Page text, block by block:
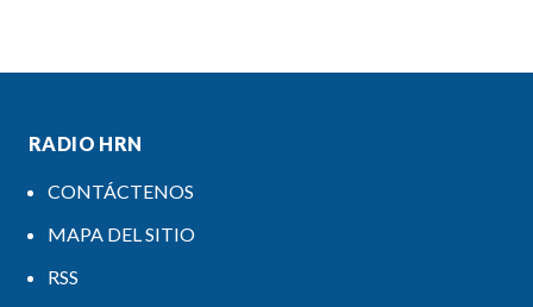
RADIO HRN
CONTÁCTENOS
MAPA DEL SITIO
RSS